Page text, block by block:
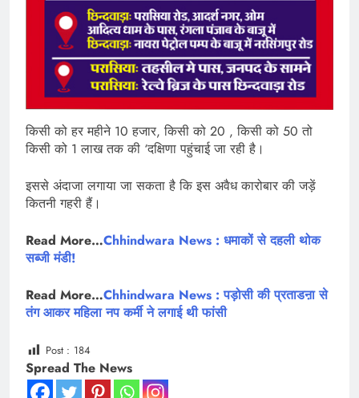
किसी को हर महीने 10 हजार, किसी को 20 , किसी को 50 तो
किसी को 1 लाख तक की ‘दक्षिणा पहुंचाई जा रही है।
इससे अंदाजा लगाया जा सकता है कि इस अवैध कारोबार की जड़ें
कितनी गहरी हैं।
Read More…Chhindwara News : धमाकों से दहली थोक
सब्जी मंडी!
Read More…Chhindwara News : पड़ोसी की प्रताडऩा से
तंग आकर महिला नप कर्मी ने लगाई थी फांसी
Post : 184
Spread The News